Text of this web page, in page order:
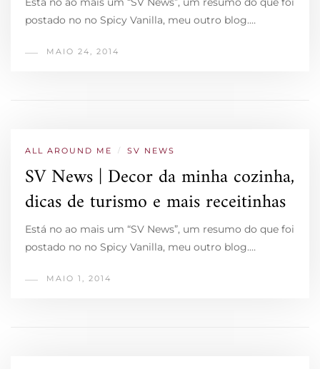
postado no no Spicy Vanilla, meu outro blog.…
MAIO 24, 2014
ALL AROUND ME / SV NEWS
SV News | Decor da minha cozinha,
dicas de turismo e mais receitinhas
Está no ao mais um “SV News”, um resumo do que foi
postado no no Spicy Vanilla, meu outro blog.…
MAIO 1, 2014